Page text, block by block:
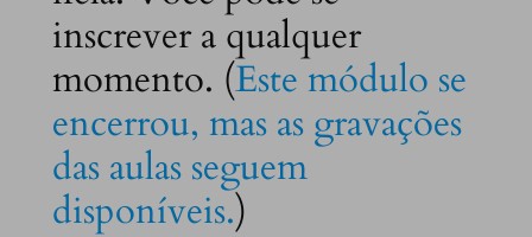
inscrever a qualquer
momento. (Este módulo se
encerrou, mas as gravações
das aulas seguem
disponíveis.)